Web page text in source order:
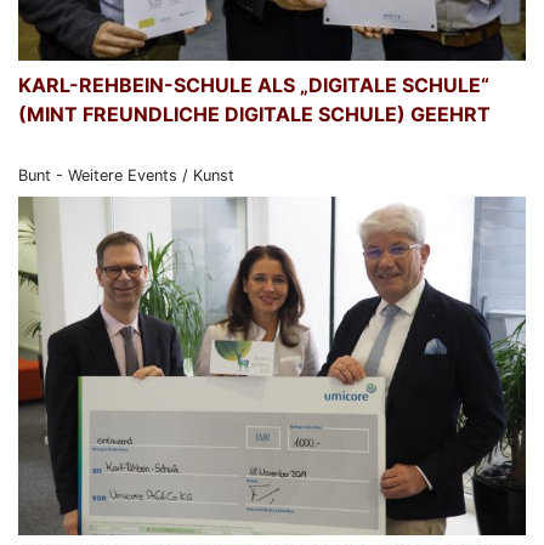
KARL-REHBEIN-SCHULE ALS „DIGITALE SCHULE“
(MINT FREUNDLICHE DIGITALE SCHULE) GEEHRT
Bunt - Weitere Events / Kunst